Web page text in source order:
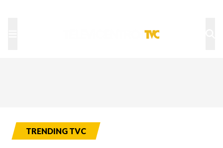
TRENDING TVC